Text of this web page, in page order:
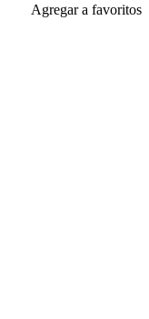
Agregar a favoritos